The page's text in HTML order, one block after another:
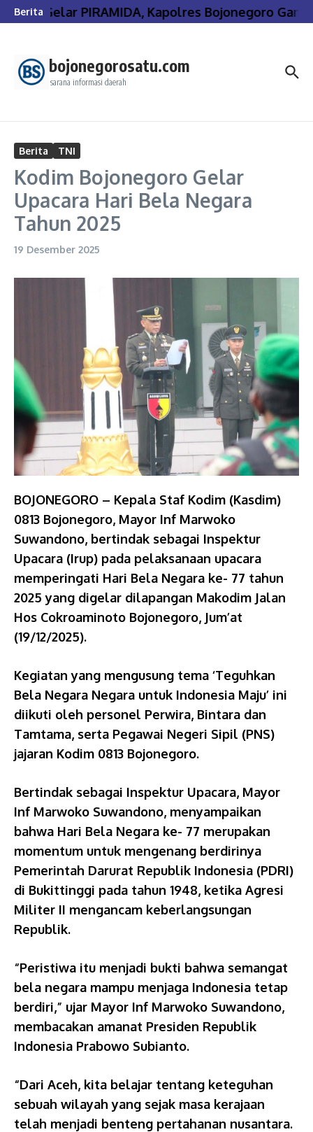
Lewati ke konten
BeritaGelar PIRAMIDA, Kapolres Bojonegoro
bojonegorosatu.com
sarana informasi daerah
Berita TNI
Kodim Bojonegoro Gelar
Upacara Hari Bela Negara
Tahun 2025
19 Desember 2025
BOJONEGORO – Kepala Staf Kodim (Kasdim)
0813 Bojonegoro, Mayor Inf Marwoko
Suwandono, bertindak sebagai Inspektur
Upacara (Irup) pada pelaksanaan upacara
memperingati Hari Bela Negara ke- 77 tahun
2025 yang digelar dilapangan Makodim Jalan
Hos Cokroaminoto Bojonegoro, Jum’at
(19/12/2025).
Kegiatan yang mengusung tema ‘Teguhkan
Bela Negara Negara untuk Indonesia Maju’ ini
diikuti oleh personel Perwira, Bintara dan
Tamtama, serta Pegawai Negeri Sipil (PNS)
jajaran Kodim 0813 Bojonegoro.
Bertindak sebagai Inspektur Upacara, Mayor
Inf Marwoko Suwandono, menyampaikan
bahwa Hari Bela Negara ke- 77 merupakan
momentum untuk mengenang berdirinya
Pemerintah Darurat Republik Indonesia (PDRI)
di Bukittinggi pada tahun 1948, ketika Agresi
Militer II mengancam keberlangsungan
Republik.
“Peristiwa itu menjadi bukti bahwa semangat
bela negara mampu menjaga Indonesia tetap
berdiri,” ujar Mayor Inf Marwoko Suwandono,
membacakan amanat Presiden Republik
Indonesia Prabowo Subianto.
“Dari Aceh, kita belajar tentang keteguhan
sebuah wilayah yang sejak masa kerajaan
telah menjadi benteng pertahanan nusantara.